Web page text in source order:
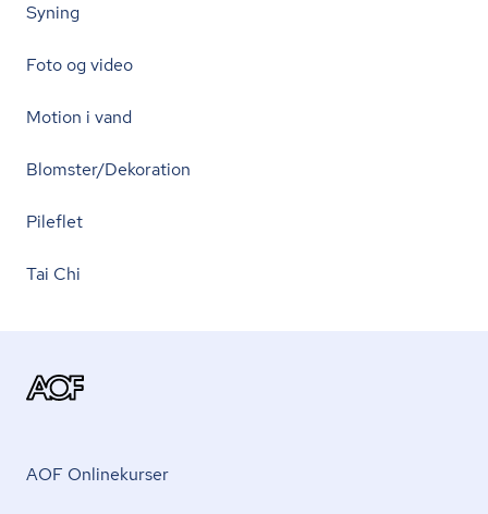
Syning
Foto og video
Motion i vand
Blomster/Dekoration
Pileflet
Tai Chi
AOF Onlinekurser